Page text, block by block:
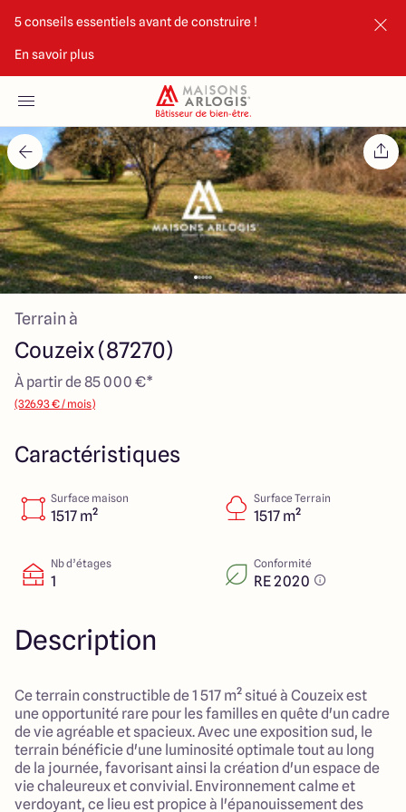
5 conseils essentiels avant de construire !
En savoir plus
Nos maisons
Nos annonces
Votre projet
Qui sommes-nous
Maisons ARLOGIS Limoges
Terrain à
Couzeix (87270)
À partir de 85 000 €*
(326.93 € / mois)
Caractéristiques
Surface maison
1517 m²
Surface Terrain
1517 m²
Nb d’étages
1
Conformité
RE 2020
Description
Ce terrain constructible de 1 517 m² situé à Couzeix est
une opportunité rare pour les familles en quête d'un cadre
de vie agréable et spacieux. Avec une exposition sud, le
terrain bénéficie d'une luminosité optimale tout au long
de la journée, favorisant ainsi la création d'un espace de
vie chaleureux et convivial. Environnement calme et
verdoyant, ce lieu est propice à l'épanouissement des